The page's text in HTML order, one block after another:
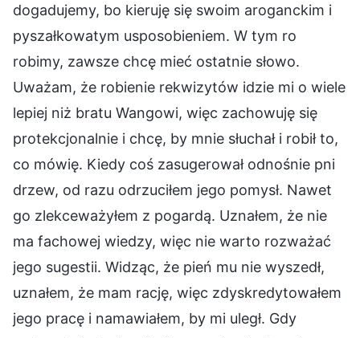
dogadujemy, bo kieruję się swoim aroganckim i
pyszałkowatym usposobieniem. W tym ro
robimy, zawsze chcę mieć ostatnie słowo.
Uważam, że robienie rekwizytów idzie mi o wiele
lepiej niż bratu Wangowi, więc zachowuję się
protekcjonalnie i chcę, by mnie słuchał i robił to,
co mówię. Kiedy coś zasugerował odnośnie pni
drzew, od razu odrzuciłem jego pomysł. Nawet
go zlekceważyłem z pogardą. Uznałem, że nie
ma fachowej wiedzy, więc nie warto rozważać
jego sugestii. Widząc, że pień mu nie wyszedł,
uznałem, że mam rację, więc zdyskredytowałem
jego pracę i namawiałem, by mi uległ. Gdy